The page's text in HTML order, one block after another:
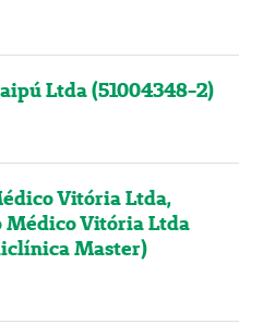
Ltda (51004348-2)
Vitória Ltda,
Médico Vitória Ltda
Master)